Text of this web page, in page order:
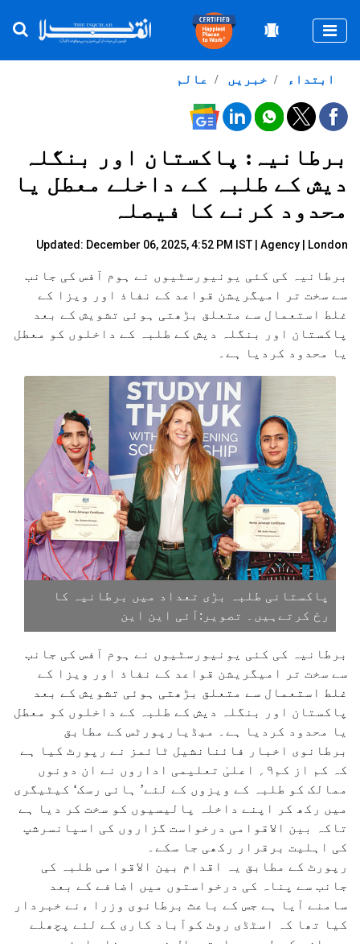
عالم خبریں ابتداء
برطانیہ: پاکستان اور بنگلہ
دیش کے طلبہ کے داخلے معطل یا
محدود کرنے کا فیصلہ
Updated: December 06, 2025, 4:52 PM IST | Agency | London
برطانیہ کی کئی یونیورسٹیوں نے ہوم آفس کی جانب
سے سخت تر امیگریشن قواعد کے نفاذ اور ویزا کے
غلط استعمال سے متعلق بڑھتی ہوئی تشویش کے بعد
پاکستان اور بنگلہ دیش کے طلبہ کے داخلوں کو معطل
یا محدود کردیا ہے۔
پاکستانی طلبہ بڑی تعداد میں برطانیہ کا
رخ کرتےہیں۔ تصویر:آئی این این
برطانیہ کی کئی یونیورسٹیوں نے ہوم آفس کی جانب
سے سخت تر امیگریشن قواعد کے نفاذ اور ویزا کے
غلط استعمال سے متعلق بڑھتی ہوئی تشویش کے بعد
پاکستان اور بنگلہ دیش کے طلبہ کے داخلوں کو معطل
یا محدود کردیا ہے۔ میڈیارپورٹس کے مطابق
برطانوی اخبار فائنانشیل ٹائمز نے رپورٹ کیا ہے
کہ کم از کم۹؍ اعلیٰ تعلیمی اداروں نے ان دونوں
ممالک کو طلبہ کے ویزوں کے لئے’ ہائی رسک‘ کیٹیگری
میں رکھ کر اپنے داخلہ پالیسیوں کو سخت کر دیا ہے
تاکہ بین الاقوامی درخواست گزاروں کی اسپانسرشپ
کی اہلیت برقرار رکھی جا سکے۔
رپورٹ کے مطابق یہ اقدام بین الاقوامی طلبہ کی
جانب سے پناہ کی درخواستوں میں اضافے کے بعد
سامنے آیا ہے جس کے باعث برطانوی وزرا ءنے خبردار
کیا تھا کہ اسٹڈی روٹ کوآباد کاری کے لئے پچھلے